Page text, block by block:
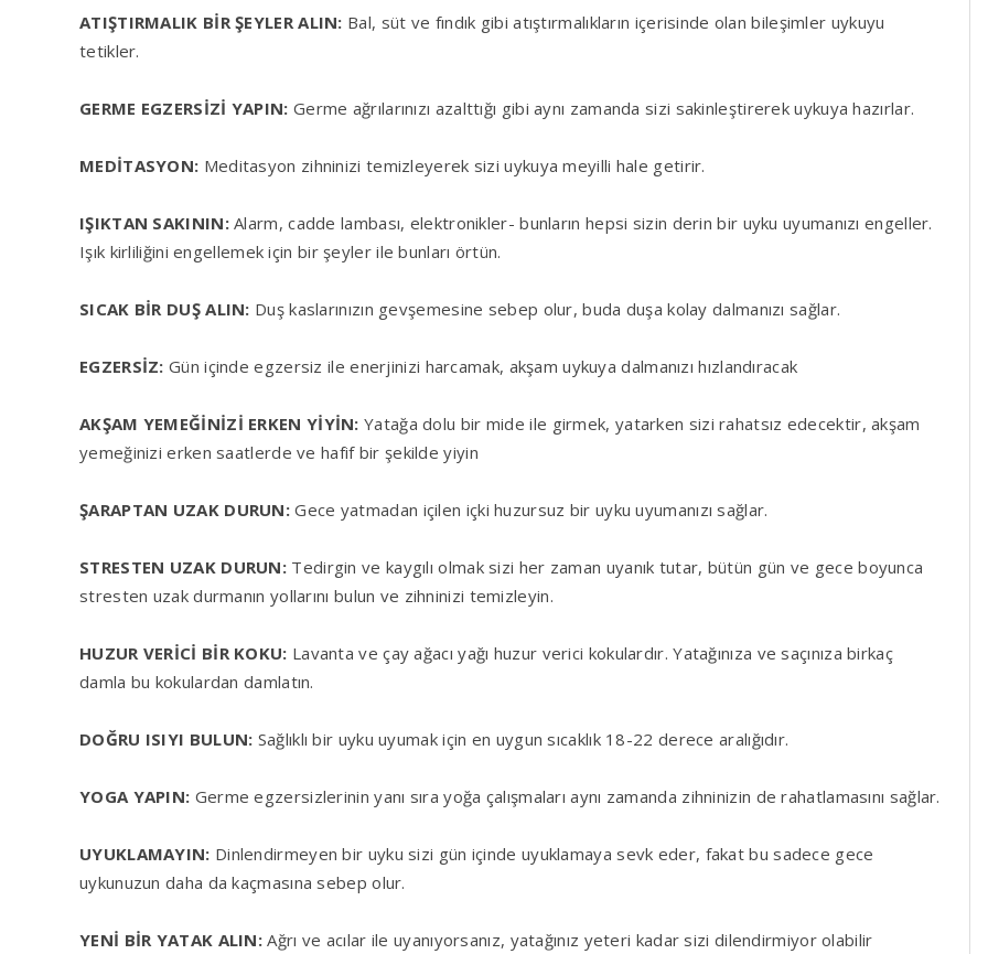
ATIŞTIRMALIK BİR ŞEYLER ALIN: Bal, süt ve fındık gibi atıştırmalıkların içerisinde olan bileşimler uykuyu
tetikler.
GERME EGZERSİZİ YAPIN: Germe ağrılarınızı azalttığı gibi aynı zamanda sizi sakinleştirerek uykuya hazırlar.
MEDİTASYON: Meditasyon zihninizi temizleyerek sizi uykuya meyilli hale getirir.
IŞIKTAN SAKININ:Alarm, cadde lambası, elektronikler- bunların hepsi sizin derin bir uyku uyumanızı engeller.
Işık kirliliğini engellemek için bir şeyler ile bunları örtün.
SICAK BİR DUŞ ALIN: Duş kaslarınızın gevşemesine sebep olur, buda duşa kolay dalmanızı sağlar.
EGZERSİZ: Gün içinde egzersiz ile enerjinizi harcamak, akşam uykuya dalmanızı hızlandıracak
AKŞAM YEMEĞİNİZİ ERKEN YİYİN: Yatağa dolu bir mide ile girmek, yatarken sizi rahatsız edecektir, akşam
yemeğinizi erken saatlerde ve hafif bir şekilde yiyin
ŞARAPTAN UZAK DURUN: Gece yatmadan içilen içki huzursuz bir uyku uyumanızı sağlar.
STRESTEN UZAK DURUN: Tedirgin ve kaygılı olmak sizi her zaman uyanık tutar, bütün gün ve gece boyunca
stresten uzak durmanın yollarını bulun ve zihninizi temizleyin.
HUZUR VERİCİ BİR KOKU: Lavanta ve çay ağacı yağı huzur verici kokulardır. Yatağınıza ve saçınıza birkaç
damla bu kokulardan damlatın.
DOĞRU ISIYI BULUN: Sağlıklı bir uyku uyumak için en uygun sıcaklık 18-22 derece aralığıdır.
YOGA YAPIN: Germe egzersizlerinin yanı sıra yoğa çalışmaları aynı zamanda zihninizin de rahatlamasını sağlar.
UYUKLAMAYIN: Dinlendirmeyen bir uyku sizi gün içinde uyuklamaya sevk eder, fakat bu sadece gece
uykunuzun daha da kaçmasına sebep olur.
YENİ BİR YATAK ALIN:Ağrı ve acılar ile uyanıyorsanız, yatağınız yeteri kadar sizi dilendirmiyor olabilir